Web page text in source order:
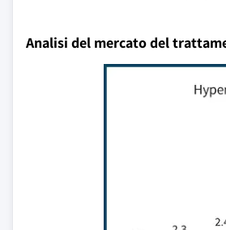
Analisi del mercato del